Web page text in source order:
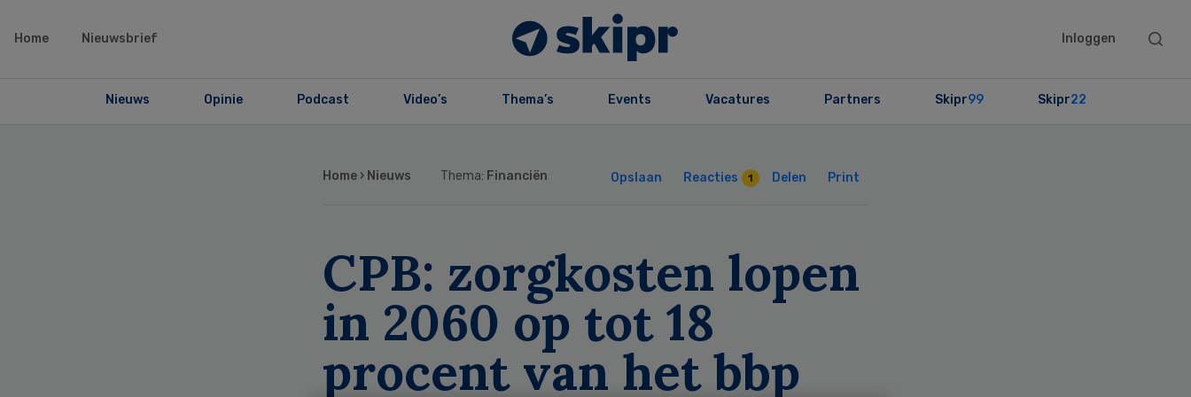
Home Nieuwsbrief Inloggen
Search
Nieuws Opinie Podcast Video’s Thema’s Events Vacatures Partners Skipr99 Skipr22
Home › Nieuws Thema: Financiën Opslaan Reacties 1 Delen Print
CPB: zorgkosten lopen
in 2060 op tot 18
procent van het bbp